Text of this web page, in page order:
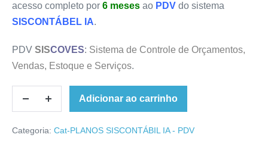
acesso completo por 6 meses ao PDV do sistema
SISCONTÁBEL IA.
PDV SISCOVES: Sistema de Controle de Orçamentos,
Vendas, Estoque e Serviços.
Adicionar ao carrinho
Categoria: Cat-PLANOS SISCONTÁBIL IA - PDV